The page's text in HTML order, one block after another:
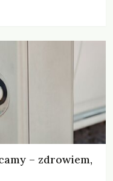
w historii. Jakie będą
– zdrowiem,